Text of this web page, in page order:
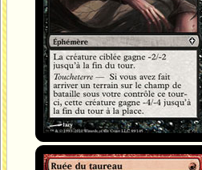
Ruée du taureau